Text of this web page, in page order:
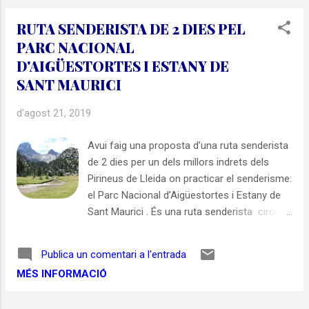
Malauradament he de reconèixer que una
part important del territori (Lleida, Tarragona
i Terres de l'Ebre) no està representada.
Espero esmenar-ho en propers lliuraments.
de tardor! Mapa interactiu amb la localització
BEVÍ Els Bufadors de Beví estan ubicats a la
Serra de Bufadors, una petita cadena
muntanyosa que s’estén al límit nord-
oriental de la província de Barcelona, si bé
una petita part d’aquest...
RUTA SENDERISTA DE 2 DIES PEL
PARC NACIONAL
D'AIGÜESTORTES I ESTANY DE
SANT MAURICI
d’agost 21, 2019
Avui faig una proposta d’una ruta senderista
de 2 dies per un dels millors indrets dels
Pirineus de Lleida on practicar el senderisme:
el Parc Nacional d’Aigüestortes i Estany de
Sant Maurici . És una ruta senderista circular
mitjana més pel desnivell a superar que no
pas per les dificultats tècniques, sempre que
Publica un comentari a l'entrada
MÉS INFORMACIÓ